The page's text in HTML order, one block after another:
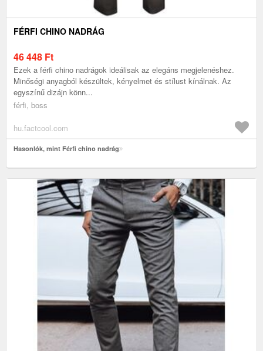
FÉRFI CHINO NADRÁG
46 448 Ft
Ezek a férfi chino nadrágok ideálisak az elegáns megjelenéshez.
Minőségi anyagból készültek, kényelmet és stílust kínálnak. Az
egyszínű dizájn könn...
férfi, boss
hu.factcool.com
Hasonlók, mint Férfi chino nadrág